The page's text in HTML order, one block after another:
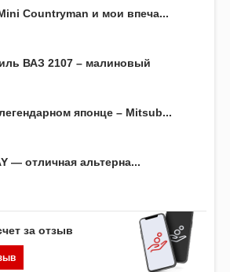
Countryman и мои впеча...
ВАЗ 2107 – малиновый
японце – Mitsub...
— отличная альтерна...
за отзыв